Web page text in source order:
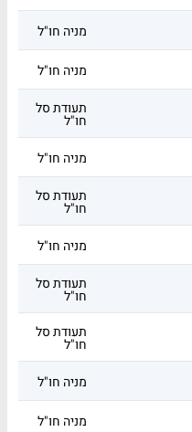
מניה חו"ל
מניה חו"ל
תעודת סל
חו"ל
מניה חו"ל
תעודת סל
חו"ל
מניה חו"ל
תעודת סל
חו"ל
תעודת סל
חו"ל
מניה חו"ל
מניה חו"ל